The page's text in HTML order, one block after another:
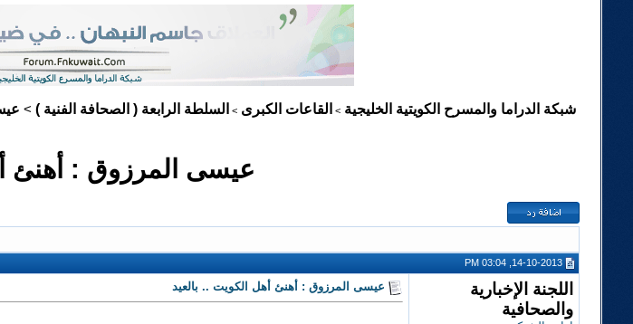
شبكة الدراما والمسرح الكويتية الخليجية > القاعات الكبرى > السلطة الرابعة ( الصحافة الفنية )>
عيسى المرزوق : أهنئ
14-10-2013, 03:04 PM
اللجنة الإخبارية
والصحافية
عيسى المرزوق : أهنئ أهل الكويت .. بالعيد